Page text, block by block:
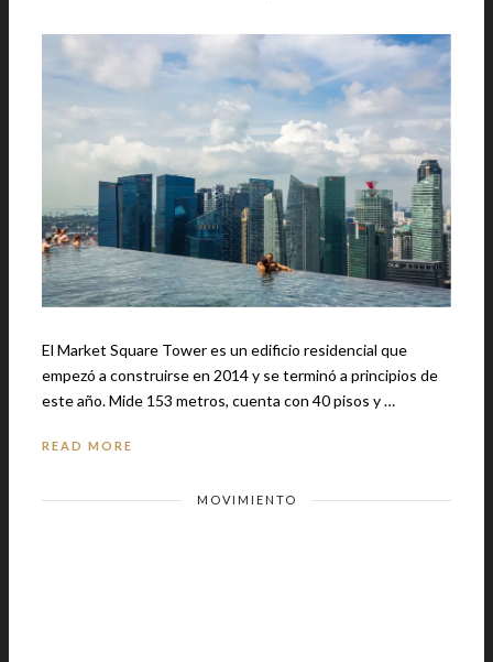
El Market Square Tower es un edificio residencial que
empezó a construirse en 2014 y se terminó a principios de
este año. Mide 153 metros, cuenta con 40 pisos y …
READ MORE
MOVIMIENTO